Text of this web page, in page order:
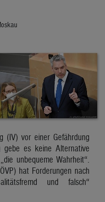
(IV) vor einer Gefährdung
gebe es keine Alternative
unbequeme Wahrheit“.
hat Forderungen nach
und falsch“